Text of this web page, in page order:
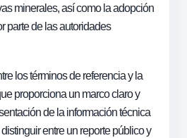
minerales, así como la adopción
parte de las autoridades
los términos de referencia y la
proporciona un marco claro y
de la información técnica
entre un reporte público y